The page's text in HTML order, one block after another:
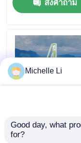
เครื่องมือสำรวจธ
เครื่องวัดความต้
การบันทึกหลุมธร
กล้องตรวจสอบห
เครื่องวัดระดับน้ำบ
ส่งคำถาม
เครื่องเจาะไฮดรอลิ
กสําหรับงานใต้ดิน
Michelle Li
Good day, what
for?